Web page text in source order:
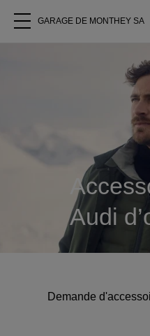
Accessoires Audi
GARAGE DE MONTHEY SA
Audi
Demande